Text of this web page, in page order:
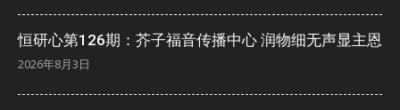
恒研心第126期：芥子福音传播中心 润物细无声显主恩
2026年8月3日